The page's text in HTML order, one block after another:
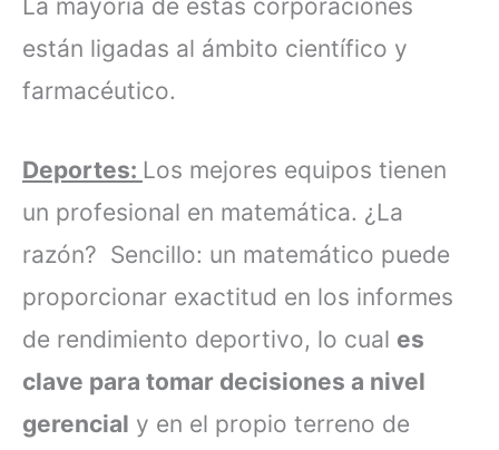
La mayoría de estas corporaciones
están ligadas al ámbito científico y
farmacéutico.
Deportes: Los mejores equipos tienen
un profesional en matemática. ¿La
razón? Sencillo: un matemático puede
proporcionar exactitud en los informes
de rendimiento deportivo, lo cual es
clave para tomar decisiones a nivel
gerencial y en el propio terreno de